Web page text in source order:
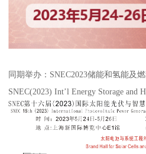
同期举办：SNEC2023储能和氢能及
SNEC(2023) Int’l Energy Storage and